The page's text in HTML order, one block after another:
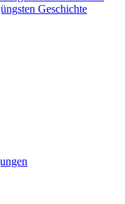
Geschichte